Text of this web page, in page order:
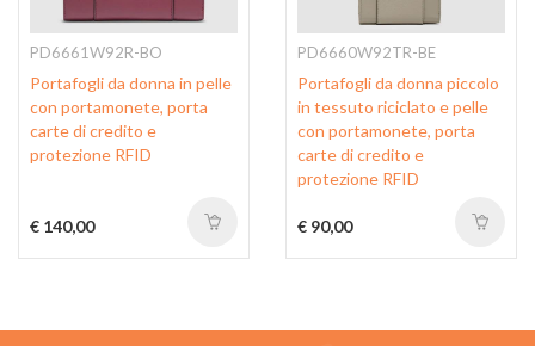
PD6661W92R-BO
Portafogli da donna in pelle
con portamonete, porta
carte di credito e
protezione RFID
€ 140,00
PD6660W92TR-BE
Portafogli da donna piccolo
in tessuto riciclato e pelle
con portamonete, porta
carte di credito e
protezione RFID
€ 90,00